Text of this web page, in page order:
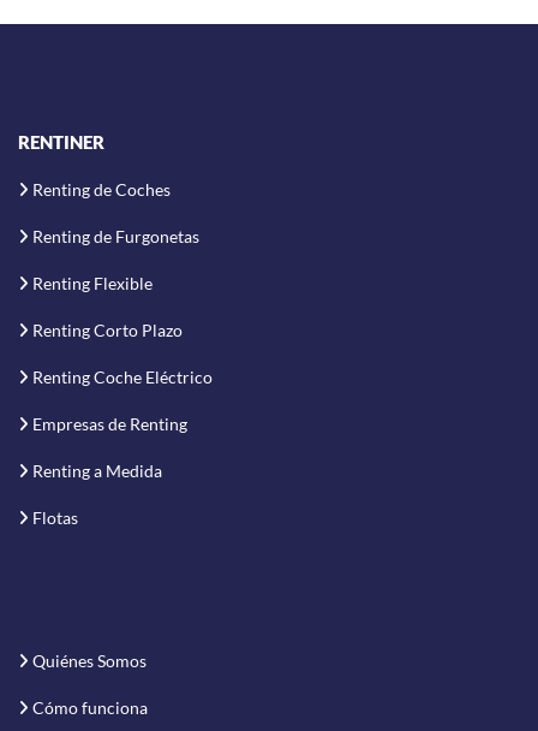
RENTINER
Renting de Coches
Renting de Furgonetas
Renting Flexible
Renting Corto Plazo
Renting Coche Eléctrico
Empresas de Renting
Renting a Medida
Flotas
Quiénes Somos
Cómo funciona